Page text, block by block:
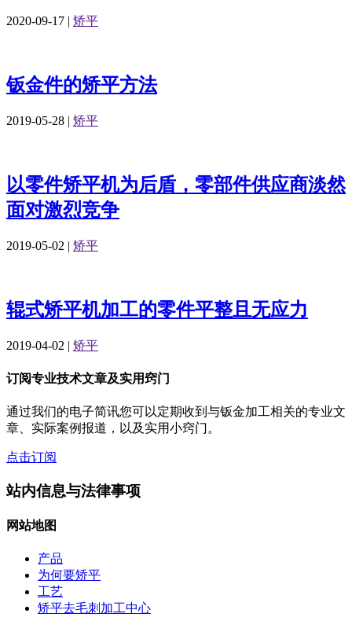
2020-09-17 | 矫平
钣金件的矫平方法
2019-05-28 | 矫平
以零件矫平机为后盾，零部件供应商淡然
面对激烈竞争
2019-05-02 | 矫平
辊式矫平机加工的零件平整且无应力
2019-04-02 | 矫平
订阅专业技术文章及实用窍门
通过我们的电子简讯您可以定期收到与钣金加工相关的专业文
章、实际案例报道，以及实用小窍门。
点击订阅
站内信息与法律事项
网站地图
产品
为何要矫平
工艺
矫平去毛刺加工中心